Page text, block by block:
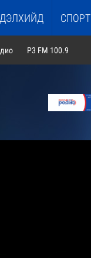
ДЭЛХИЙД СПОРТ
P3 FM 100.9